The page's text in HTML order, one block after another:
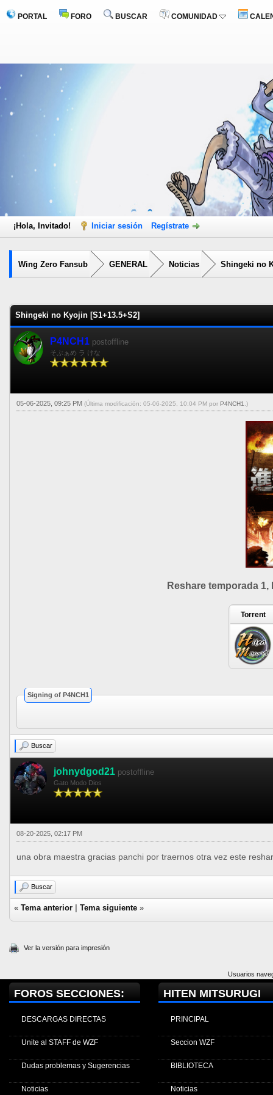
PORTAL FORO BUSCAR COMUNIDAD
¡Hola, Invitado! Iniciar sesión Regístrate
Wing Zero Fansub GENERAL Noticias Shingeki no
Shingeki no Kyojin [S1+13.5+S2]
P4NCH1 postoffline
そぶぁめ ラ けな
05-06-2025, 09:25 PM (Última modificación: 05-06-2025, 10:04 PM por P4NCH1 .)
Reshare temporada 1,
Torrent
Signing of P4NCH1
Buscar
johnydgod21 postoffline
Gato Modo Dios
08-20-2025, 02:17 PM
una obra maestra gracias panchi por traernos otra vez este
Buscar
« Tema anterior Tema siguiente »
Ver la versión para impresión
Usuarios
FOROS SECCIONES:
DESCARGAS DIRECTAS
Unite al STAFF de WZF
Dudas problemas y Sugerencias
Noticias
HITEN MITSURUGI
PRINCIPAL
Seccion WZF
BIBLIOTECA
Noticias